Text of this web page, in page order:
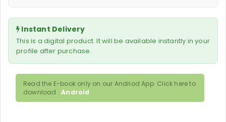
Instant Delivery
This is a digital product. It will be available instantly in your
profile after purchase.
Read the E-book only on our Andriod App. Click here to
download :Android